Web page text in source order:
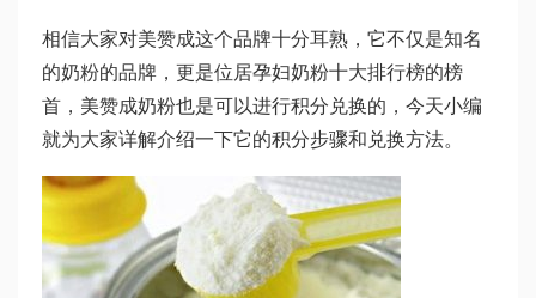
相信大家对美赞成这个品牌十分耳熟，它不仅是知名
的奶粉的品牌，更是位居孕妇奶粉十大排行榜的榜
首，美赞成奶粉也是可以进行积分兑换的，今天小编
就为大家详解介绍一下它的积分步骤和兑换方法。